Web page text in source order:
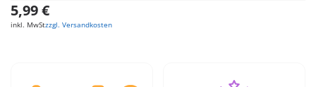
5,99 €
inkl. MwStzzgl. Versandkosten